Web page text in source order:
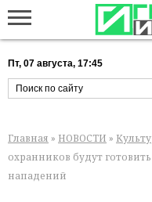
Пт, 07 августа, 17:45
Главная » НОВОСТИ »
охранников будут
нападений